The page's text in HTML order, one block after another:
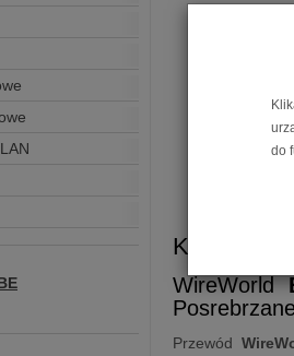
Kabel
WireWorld
Przewód
do